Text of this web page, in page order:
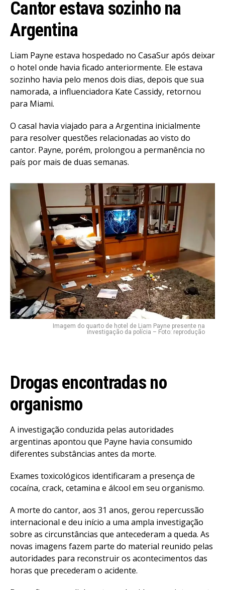
Cantor estava sozinho na
Argentina
Liam Payne estava hospedado no CasaSur após deixar
o hotel onde havia ficado anteriormente. Ele estava
sozinho havia pelo menos dois dias, depois que sua
namorada, a influenciadora Kate Cassidy, retornou
para Miami.
O casal havia viajado para a Argentina inicialmente
para resolver questões relacionadas ao visto do
cantor. Payne, porém, prolongou a permanência no
país por mais de duas semanas.
Imagem do quarto de hotel de Liam Payne presente na
investigação da polícia – Foto: reprodução
Drogas encontradas no
organismo
A investigação conduzida pelas autoridades
argentinas apontou que Payne havia consumido
diferentes substâncias antes da morte.
Exames toxicológicos identificaram a presença de
cocaína, crack, cetamina e álcool em seu organismo.
A morte do cantor, aos 31 anos, gerou repercussão
internacional e deu início a uma ampla investigação
sobre as circunstâncias que antecederam a queda. As
novas imagens fazem parte do material reunido pelas
autoridades para reconstruir os acontecimentos das
horas que precederam o acidente.